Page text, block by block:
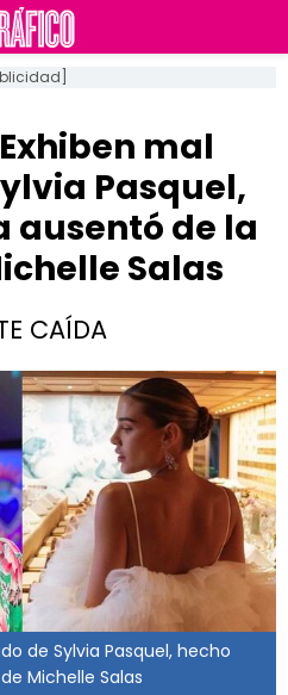
mal
Pasquel,
ausentó de la
Salas
CAÍDA
de Sylvia Pasquel, hecho
Michelle Salas